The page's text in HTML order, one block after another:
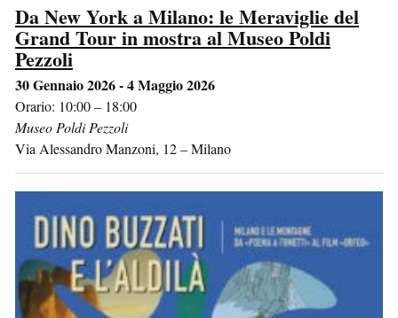
Da New York a Milano: le Meraviglie del
Grand Tour in mostra al Museo Poldi
Pezzoli
30 Gennaio 2026 - 4 Maggio 2026
Orario: 10:00 – 18:00
Museo Poldi Pezzoli
Via Alessandro Manzoni, 12–Milano